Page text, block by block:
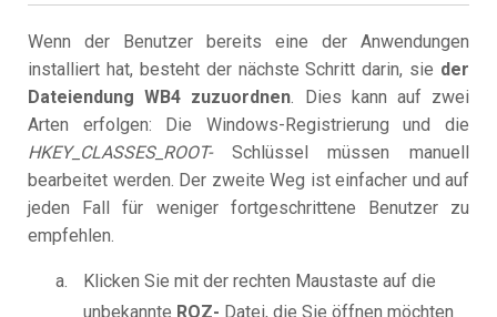
Wenn der Benutzer bereits eine der Anwendungen
installiert hat, besteht der nächste Schritt darin, sie der
Dateiendung WB4 zuzuordnen. Dies kann auf zwei
Arten erfolgen: Die Windows-Registrierung und die
HKEY_CLASSES_ROOT-Schlüssel müssen manuell
bearbeitet werden. Der zweite Weg ist einfacher und auf
jeden Fall für weniger fortgeschrittene Benutzer zu
empfehlen.
Klicken Sie mit der rechten Maustaste auf die
unbekannte ROZ- Datei, die Sie öffnen möchten